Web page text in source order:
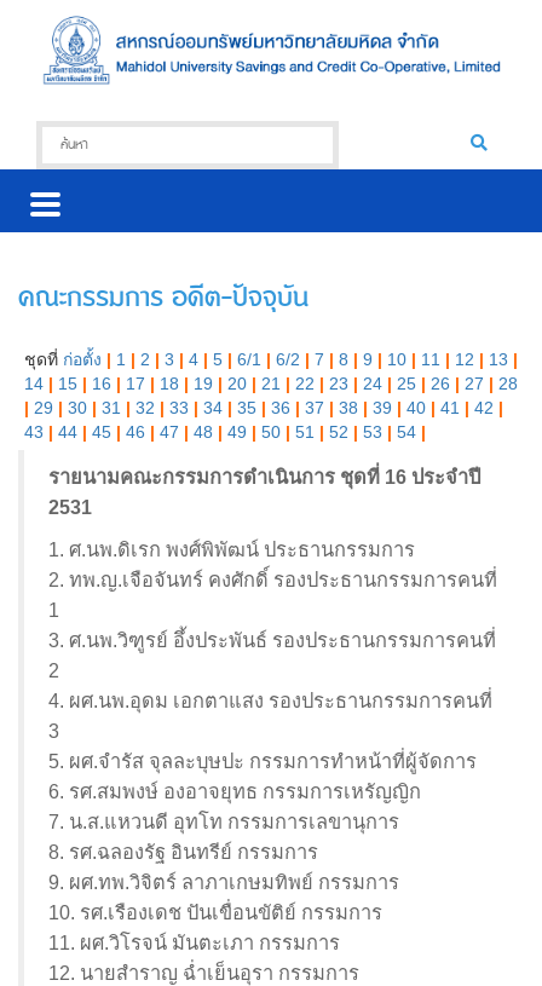
คณะกรรมการ อดีต-ปัจจุบัน
ชุดที่ ก่อตั้ง | 1 | 2 | 3 | 4 | 5 | 6/1 | 6/2 | 7 | 8 | 9 | 10 | 11 | 12 | 13 |
14 | 15 | 16 | 17 | 18 | 19 | 20 | 21 | 22 | 23 | 24 | 25 | 26 | 27 | 28
| 29 | 30 | 31 | 32 | 33 | 34 | 35 | 36 | 37 | 38 | 39 | 40 | 41 | 42 |
43 | 44 | 45 | 46 | 47 | 48 | 49 | 50 | 51 | 52 | 53 | 54 |
รายนามคณะกรรมการดำเนินการ ชุดที่ 16 ประจำปี
2531
1. ศ.นพ.ดิเรก พงศ์พิพัฒน์ ประธานกรรมการ
2. ทพ.ญ.เจือจันทร์ คงศักดิ์ รองประธานกรรมการคนที่
1
3. ศ.นพ.วิฑูรย์ อึ้งประพันธ์ รองประธานกรรมการคนที่
2
4. ผศ.นพ.อุดม เอกตาแสง รองประธานกรรมการคนที่
3
5. ผศ.จำรัส จุลละบุษปะ กรรมการทำหน้าที่ผู้จัดการ
6. รศ.สมพงษ์ องอาจยุทธ กรรมการเหรัญญิก
7. น.ส.แหวนดี อุทโท กรรมการเลขานุการ
8. รศ.ฉลองรัฐ อินทรีย์ กรรมการ
9. ผศ.ทพ.วิจิตร์ ลาภาเกษมทิพย์ กรรมการ
10. รศ.เรืองเดช ปันเขื่อนขัติย์ กรรมการ
11. ผศ.วิโรจน์ มันตะเภา กรรมการ
12. นายสำราญ ฉ่ำเย็นอุรา กรรมการ